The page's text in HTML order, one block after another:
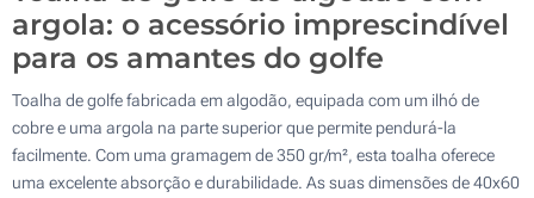
argola: o acessório imprescindível
para os amantes do golfe
Toalha de golfe fabricada em algodão, equipada com um ilhó de
cobre e uma argola na parte superior que permite pendurá-la
facilmente. Com uma gramagem de 350 gr/m², esta toalha oferece
uma excelente absorção e durabilidade. As suas dimensões de 40x60